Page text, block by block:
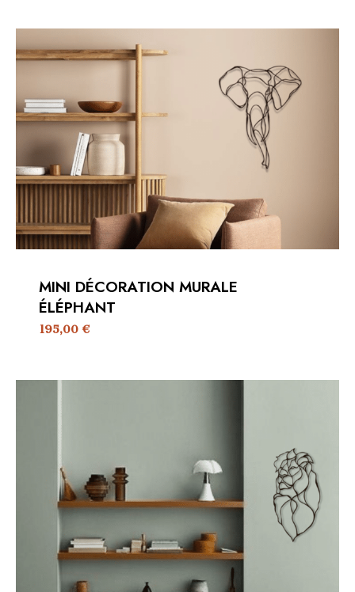
MINI DÉCORATION MURALE
ÉLÉPHANT
195,00€